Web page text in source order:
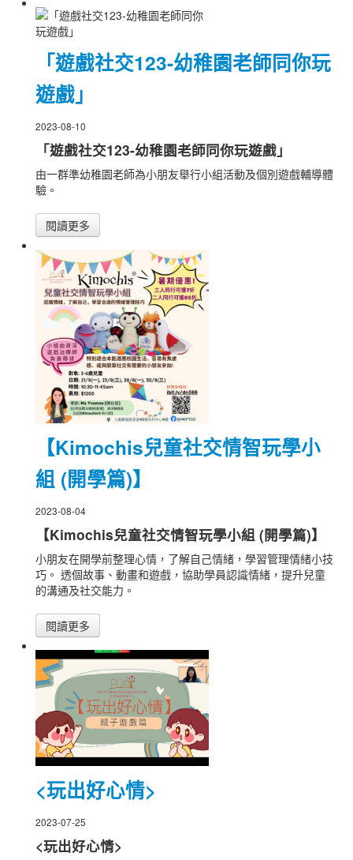
「遊戲社交123-幼稚園老師同你玩
遊戲」
2023-08-10
「遊戲社交123-幼稚園老師同你玩遊戲」
由一群準幼稚園老師為小朋友舉行小組活動及個別遊戲輔導體
驗。
閱讀更多
【Kimochis兒童社交情智玩學小
組 (開學篇)】
2023-08-04
【Kimochis兒童社交情智玩學小組 (開學篇)】
小朋友在開學前整理心情，了解自己情緒，學習管理情緒小技
巧。 透個故事、動畫和遊戲，協助學員認識情緒，提升兒童
的溝通及社交能力。
閱讀更多
<玩出好心情>
2023-07-25
<玩出好心情>